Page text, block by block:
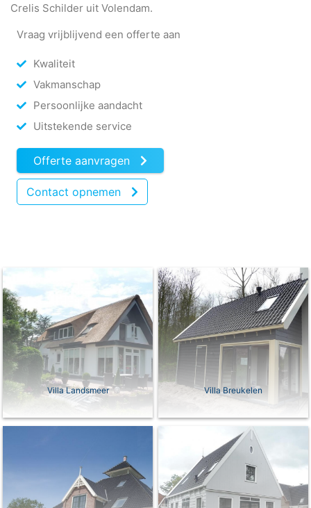
Crelis Schilder uit Volendam.
Vraag vrijblijvend een offerte aan
Kwaliteit
Vakmanschap
Persoonlijke aandacht
Uitstekende service
Offerte aanvragen
Contact opnemen
Villa Landsmeer Villa Breukelen